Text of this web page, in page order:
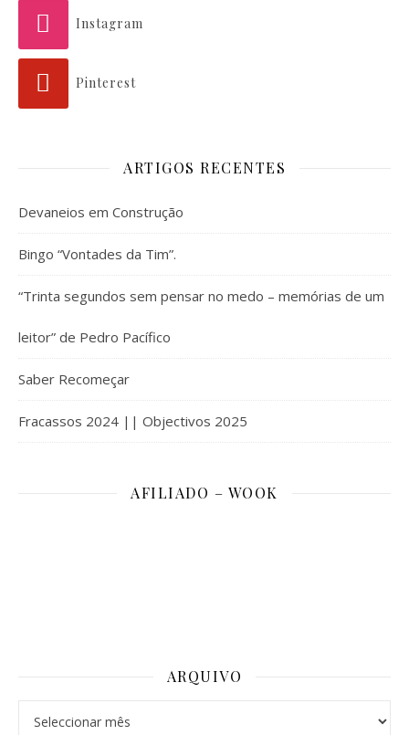
Instagram
Pinterest
ARTIGOS RECENTES
Devaneios em Construção
Bingo “Vontades da Tim”.
“Trinta segundos sem pensar no medo – memórias de um
leitor” de Pedro Pacífico
Saber Recomeçar
Fracassos 2024 || Objectivos 2025
AFILIADO – WOOK
ARQUIVO